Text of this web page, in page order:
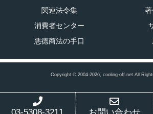
関連法令集
消費者センター
悪徳商法の手口
Copyright © 2004-2026, cooling-off.net All
03-5308-3211 お問い合わせ